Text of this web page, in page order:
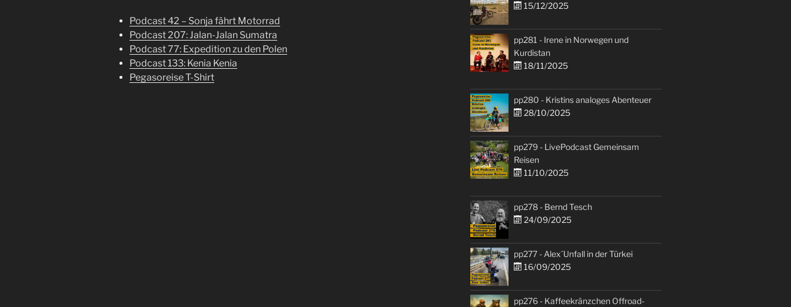
Podcast 42 – Sonja fährt Motorrad
Podcast 207: Jalan-Jalan Sumatra
Podcast 77: Expedition zu den Polen
Podcast 133: Kenia Kenia
Pegasoreise T-Shirt
15/12/2025
pp281 - Irene in Norwegen und
Kurdistan
18/11/2025
pp280 - Kristins analoges Abenteuer
28/10/2025
pp279 - LivePodcast Gemeinsam
Reisen
11/10/2025
pp278 - Bernd Tesch
24/09/2025
pp277 - Alex´Unfall in der Türkei
16/09/2025
pp276 - Kaffeekränzchen Offroad-